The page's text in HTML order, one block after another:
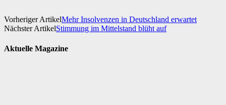
Vorheriger ArtikelMehr Insolvenzen in Deutschland erwartet
Nächster ArtikelStimmung im Mittelstand blüht auf
Aktuelle Magazine